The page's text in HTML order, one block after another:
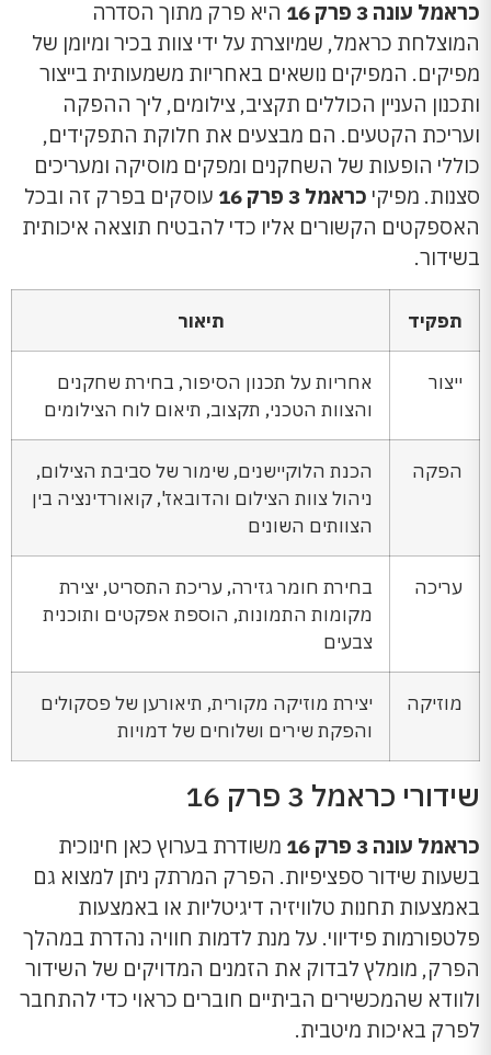
כראמל עונה 3 פרק 16
היא פרק מתוך הסדרה
המוצלחת כראמל, שמיוצרת על ידי צוות בכיר ומיומן של
מפיקים. המפיקים נושאים באחריות משמעותית בייצור
ותכנון העניין הכוללים תקציב, צילומים, ליך ההפקה
ועריכת הקטעים. הם מבצעים את חלוקת התפקידים,
כוללי הופעות של השחקנים ומפקים מוסיקה ומעריכים
סצנות. מפיקי כראמל 3 פרק 16
עוסקים בפרק זה ובכל
האספקטים הקשורים אליו כדי להבטיח תוצאה איכותית
בשידור.
תפקיד תיאור
ייצור
אחריות על תכנון הסיפור, בחירת שחקנים
והצוות הטכני, תקצוב, תיאום לוח הצילומים
הפקה
הכנת הלוקיישנים, שימור של סביבת הצילום,
ניהול צוות הצילום והדובאז', קואורדינציה בין
הצוותים השונים
עריכה
בחירת חומר גזירה, עריכת התסריט, יצירת
מקומות התמונות, הוספת אפקטים ותוכנית
צבעים
מוזיקה
יצירת מוזיקה מקורית, תיאורען של פסקולים
והפקת שירים ושלוחים של דמויות
שידורי כראמל 3 פרק 16
כראמל עונה 3 פרק 16
משודרת בערוץ כאן חינוכית
בשעות שידור ספציפיות. הפרק המרתק ניתן למצוא גם
באמצעות תחנות טלוויזיה דיגיטליות או באמצעות
פלטפורמות פידיווי. על מנת לדמות חוויה נהדרת במהלך
הפרק, מומלץ לבדוק את הזמנים המדויקים של השידור
ולוודא שהמכשירים הביתיים חוברים כראוי כדי להתחבר
לפרק באיכות מיטבית.